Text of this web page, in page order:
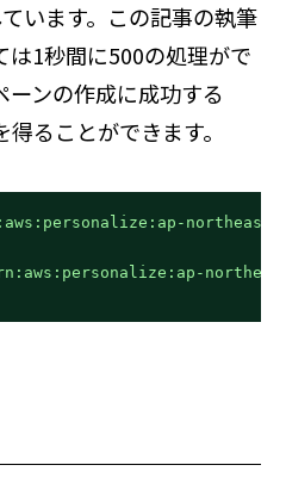
います。この記事の執筆
は1秒間に500の処理がで
ーンの作成に成功する
ることができます。